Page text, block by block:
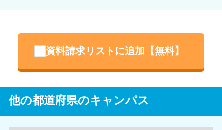
資料請求リストに追加【無料】
他の都道府県のキャンパス